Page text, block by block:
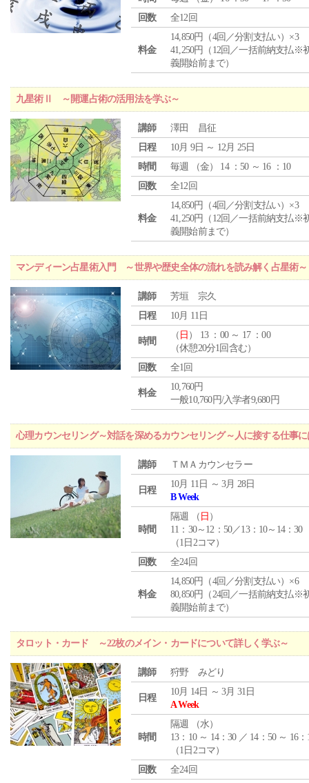
回数
全12回
料金
14,850円（4回／分割支払い）×3
41,250円（12回／一括前納支払※
義開始前まで）
九星術Ⅱ ～開運占術の活用法を学ぶ～
講師
澤田 昌征
日程
10月 9日 ～ 12月 25日
時間
毎週 （金） 14 ：50 ～ 16 ：10
回数
全12回
料金
14,850円（4回／分割支払い）×3
41,250円（12回／一括前納支払※
義開始前まで）
マンディーン占星術入門 ～世界や歴史全体の流れを読み解く占星術～
講師
芳垣 宗久
日程
10月 11日
時間
（ 日 ） 13 ：00 ～ 17 ：00
（休憩20分1回含む）
回数
全1回
料金
10,760円
一般10,760円/入学者9,680円
心理カウンセリング～対話を深めるカウンセリング～人に接する仕事
講師 ＴＭＡカウンセラー
日程
10月 11日 ～ 3月 28日
B Week
時間
隔週 （ 日 ）
11：30～12：50／13：10～14：30
（1日2コマ）
回数
全24回
料金
14,850円（4回／分割支払い）×6
80,850円（24回／一括前納支払※
義開始前まで）
タロット・カード ～22枚のメイン・カードについて詳しく学ぶ～
講師 狩野 みどり
日程
10月 14日 ～ 3月 31日
A Week
時間
隔週 （水）
13：10 ～ 14：30 ／ 14：50 ～ 16：
（1日2コマ）
回数
全24回